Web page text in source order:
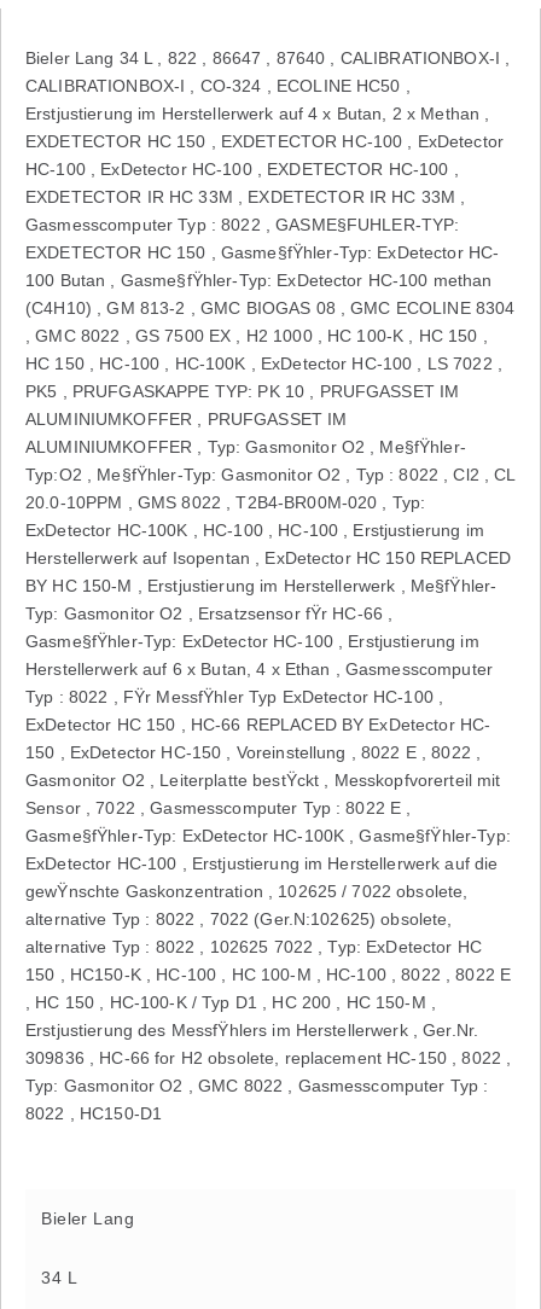
Bieler Lang 34 L , 822 , 86647 , 87640 , CALIBRATIONBOX-I ,
CALIBRATIONBOX-I , CO-324 , ECOLINE HC50 ,
Erstjustierung im Herstellerwerk auf 4 x Butan, 2 x Methan ,
EXDETECTOR HC 150 , EXDETECTOR HC-100 , ExDetector
HC-100 , ExDetector HC-100 , EXDETECTOR HC-100 ,
EXDETECTOR IR HC 33M , EXDETECTOR IR HC 33M ,
Gasmesscomputer Typ : 8022 , GASME§FUHLER-TYP:
EXDETECTOR HC 150 , Gasme§fŸhler-Typ: ExDetector HC-
100 Butan , Gasme§fŸhler-Typ: ExDetector HC-100 methan
(C4H10) , GM 813-2 , GMC BIOGAS 08 , GMC ECOLINE 8304
, GMC 8022 , GS 7500 EX , H2 1000 , HC 100-K , HC 150 ,
HC 150 , HC-100 , HC-100K , ExDetector HC-100 , LS 7022 ,
PK5 , PRUFGASKAPPE TYP: PK 10 , PRUFGASSET IM
ALUMINIUMKOFFER , PRUFGASSET IM
ALUMINIUMKOFFER , Typ: Gasmonitor O2 , Me§fŸhler-
Typ:O2 , Me§fŸhler-Typ: Gasmonitor O2 , Typ : 8022 , Cl2 , CL
20.0-10PPM , GMS 8022 , T2B4-BR00M-020 , Typ:
ExDetector HC-100K , HC-100 , HC-100 , Erstjustierung im
Herstellerwerk auf Isopentan , ExDetector HC 150 REPLACED
BY HC 150-M , Erstjustierung im Herstellerwerk , Me§fŸhler-
Typ: Gasmonitor O2 , Ersatzsensor fŸr HC-66 ,
Gasme§fŸhler-Typ: ExDetector HC-100 , Erstjustierung im
Herstellerwerk auf 6 x Butan, 4 x Ethan , Gasmesscomputer
Typ : 8022 , FŸr MessfŸhler Typ ExDetector HC-100 ,
ExDetector HC 150 , HC-66 REPLACED BY ExDetector HC-
150 , ExDetector HC-150 , Voreinstellung , 8022 E , 8022 ,
Gasmonitor O2 , Leiterplatte bestŸckt , Messkopfvorerteil mit
Sensor , 7022 , Gasmesscomputer Typ : 8022 E ,
Gasme§fŸhler-Typ: ExDetector HC-100K , Gasme§fŸhler-Typ:
ExDetector HC-100 , Erstjustierung im Herstellerwerk auf die
gewŸnschte Gaskonzentration , 102625 / 7022 obsolete,
alternative Typ : 8022 , 7022 (Ger.N:102625) obsolete,
alternative Typ : 8022 , 102625 7022 , Typ: ExDetector HC
150 , HC150-K , HC-100 , HC 100-M , HC-100 , 8022 , 8022 E
, HC 150 , HC-100-K / Typ D1 , HC 200 , HC 150-M ,
Erstjustierung des MessfŸhlers im Herstellerwerk , Ger.Nr.
309836 , HC-66 for H2 obsolete, replacement HC-150 , 8022 ,
Typ: Gasmonitor O2 , GMC 8022 , Gasmesscomputer Typ :
8022 , HC150-D1
Bieler Lang
34 L